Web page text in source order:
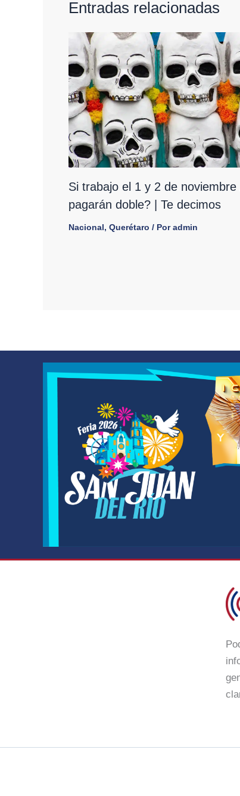
Entradas relacionadas
Si trabajo el 1 y 2 de noviembre
pagarán doble? | Te decimos
Nacional, Querétaro / Poradmin